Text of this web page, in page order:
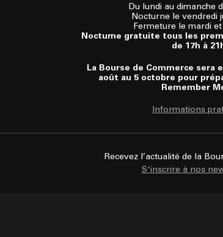
Du lundi au dimanche
Nocturne le vendredi
Fermeture le mardi
Nocturne gratuite tous les
de 17h à
La Bourse de Commerce sera
août au 5 octobre pour
Remember
Informations
Recevez l’actualité de la
S'inscrire à nos